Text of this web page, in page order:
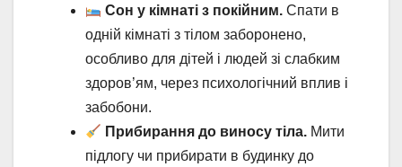
Сон у кімнаті з покійним. Спати в
одній кімнаті з тілом заборонено,
особливо для дітей і людей зі слабким
здоров’ям, через психологічний вплив і
забобони.
Прибирання до виносу тіла. Мити
підлогу чи прибирати в будинку до